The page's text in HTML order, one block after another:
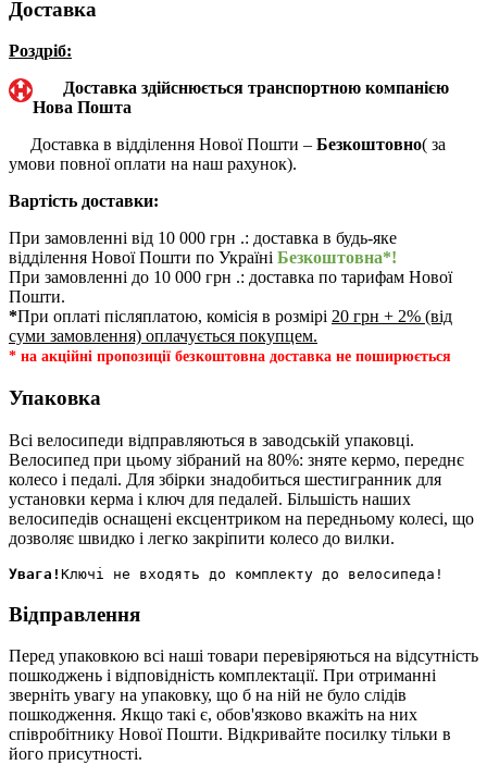
Доставка
Роздріб:
Доставка здійснюється транспортною компанією
Нова Пошта
Доставка в відділення Нової Пошти – Безкоштовно( за
умови повної оплати на наш рахунок).
Вартість доставки:
При замовленні від 10 000 грн .: доставка в будь-яке
відділення Нової Пошти по Україні Безкоштовна*!
При замовленні до 10 000 грн .: доставка по тарифам Нової
Пошти.
*При оплаті післяплатою, комісія в розмірі 20 грн + 2% (від
суми замовлення) оплачується покупцем.
* на акційні пропозиції безкоштовна доставка не поширюється
Упаковка
Всі велосипеди відправляються в заводській упаковці.
Велосипед при цьому зібраний на 80%: зняте кермо, переднє
колесо і педалі. Для збірки знадобиться шестигранник для
установки керма і ключ для педалей. Більшість наших
велосипедів оснащені ексцентриком на передньому колесі, що
дозволяє швидко і легко закріпити колесо до вилки.
Увага!
Відправлення
Перед упаковкою всі наші товари перевіряються на відсутність
пошкоджень і відповідність комплектації. При отриманні
зверніть увагу на упаковку, що б на ній не було слідів
пошкодження. Якщо такі є, обов'язково вкажіть на них
співробітнику Нової Пошти. Відкривайте посилку тільки в
його присутності.